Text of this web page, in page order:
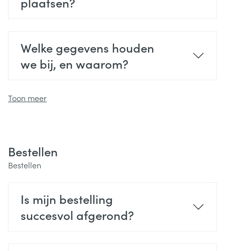
Welke gegevens houden
we bij, en waarom?
Toon meer
Bestellen
Bestellen
Is mijn bestelling
succesvol afgerond?